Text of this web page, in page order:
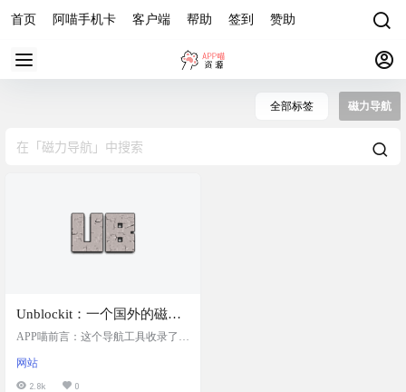
首页 阿喵手机卡 客户端 帮助 签到 赞助
全部标签 磁力导航
Unblockit：一个国外的磁力
种子导航网站
APP喵前言：这个导航工具收录了众
ateBay、YTS、EZTV 和 1337x 等，
它们各自以提供电影、电视节目、
网站
2.8k 0